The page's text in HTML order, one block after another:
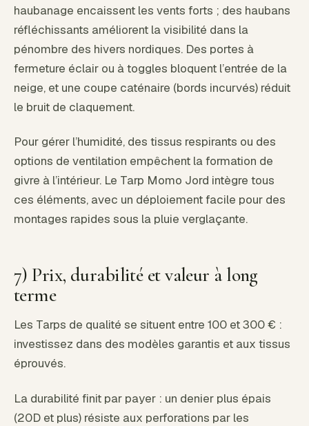
haubanage encaissent les vents forts ; des haubans
réfléchissants améliorent la visibilité dans la
pénombre des hivers nordiques. Des portes à
fermeture éclair ou à toggles bloquent l’entrée de la
neige, et une coupe caténaire (bords incurvés) réduit
le bruit de claquement.
Pour gérer l’humidité, des tissus respirants ou des
options de ventilation empêchent la formation de
givre à l’intérieur. Le Tarp Momo Jord intègre tous
ces éléments, avec un déploiement facile pour des
montages rapides sous la pluie verglaçante.
7) Prix, durabilité et valeur à long
terme
Les Tarps de qualité se situent entre 100 et 300 € :
investissez dans des modèles garantis et aux tissus
éprouvés.
La durabilité finit par payer : un denier plus épais
(20D et plus) résiste aux perforations par les